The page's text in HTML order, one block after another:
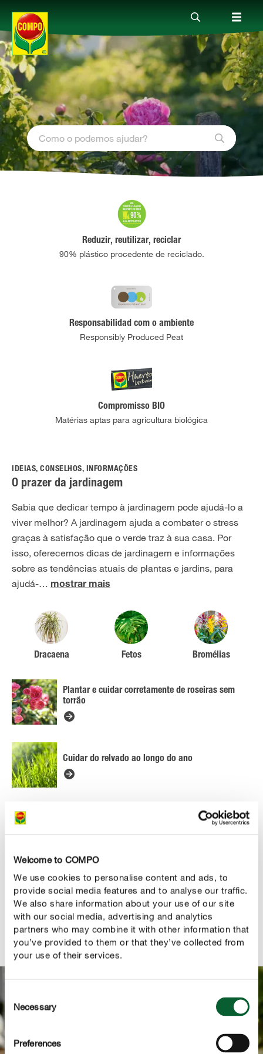
Welcome to COMPO
We use cookies to personalise content and ads, to
provide social media features and to analyse our traffic.
We also share information about your use of our site
with our social media, advertising and analytics
partners who may combine it with other information that
you’ve provided to them or that they’ve collected from
your use of their services.
Selection
Necessary
Preferences
Produtos
Guia
Serviço
Reduzir, reutilizar, reciclar
90% plástico procedente de reciclado.
Responsabilidad com o ambiente
Responsibly Produced Peat
Compromisso BIO
Matérias aptas para agricultura biológica
IDEIAS, CONSELHOS, INFORMAÇÕES
O prazer da jardinagem
Sabia que dedicar tempo à jardinagem pode ajudá-lo a
viver melhor? A jardinagem ajuda a combater o stress
graças à satisfação que o verde traz à sua casa. Por
isso, oferecemos dicas de jardinagem e informações
sobre as tendências atuais de plantas e jardins, para
ajudá-… mostrar mais
Dracaena Fetos Bromélias
Plantar e cuidar corretamente de roseiras sem
torrão
Cuidar do relvado ao longo do ano
Caracóis